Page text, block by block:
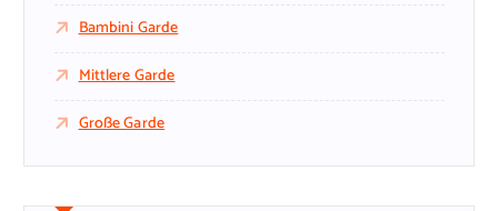
Bambini Garde
Mittlere Garde
Große Garde